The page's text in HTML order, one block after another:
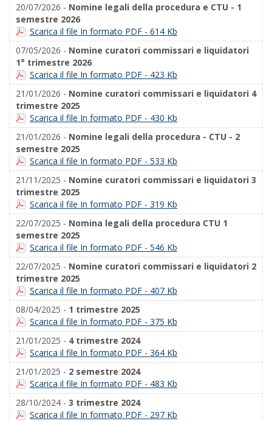
20/07/2026 - Nomine legali della procedura e CTU - 1
semestre 2026
Scarica il file In formato PDF - 614 Kb
07/05/2026 - Nomine curatori commissari e liquidatori
1° trimestre 2026
Scarica il file In formato PDF - 423 Kb
21/01/2026 - Nomine curatori commissari e liquidatori 4
trimestre 2025
Scarica il file In formato PDF - 430 Kb
21/01/2026 - Nomine legali della procedura - CTU - 2
semestre 2025
Scarica il file In formato PDF - 533 Kb
21/11/2025 - Nomine curatori commissari e liquidatori 3
trimestre 2025
Scarica il file In formato PDF - 319 Kb
22/07/2025 - Nomina legali della procedura CTU 1
semestre 2025
Scarica il file In formato PDF - 546 Kb
22/07/2025 - Nomine curatori commissari e liquidatori 2
trimestre 2025
Scarica il file In formato PDF - 407 Kb
08/04/2025 - 1 trimestre 2025
Scarica il file In formato PDF - 375 Kb
21/01/2025 - 4 trimestre 2024
Scarica il file In formato PDF - 364 Kb
21/01/2025 - 2 semestre 2024
Scarica il file In formato PDF - 483 Kb
28/10/2024 - 3 trimestre 2024
Scarica il file In formato PDF - 297 Kb